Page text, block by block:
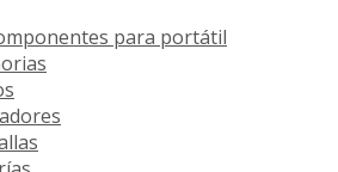
para portátil